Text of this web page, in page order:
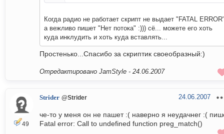
Когда радио не работает скрипт не выдает "FATAL
а вежливо пишет "Нет потока" :))) сё... можете его хоть
куда инклудить и хоть куда вставлять...
Простенько...Спасибо за скриптик своеобразный:)
Отредактировано JamStyle - 24.06.2007
49
Strider @Strider 24.06.2007
че-то у меня он не пашет :( наверно я неудачнег :(
Fatal error: Call to undefined function preg_match()